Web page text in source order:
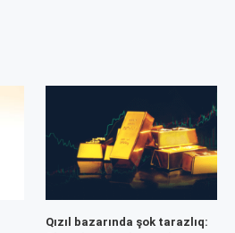
Qızıl bazarında şok tarazlıq: